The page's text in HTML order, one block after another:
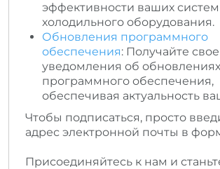
эффективности ваших систем
холодильного оборудования.
Обновления программного
обеспечения: Получайте
уведомления об обновлениях
программного обеспечения,
обеспечивая актуальность
Чтобы подписаться, просто
адрес электронной почты в
Присоединяйтесь к нам и